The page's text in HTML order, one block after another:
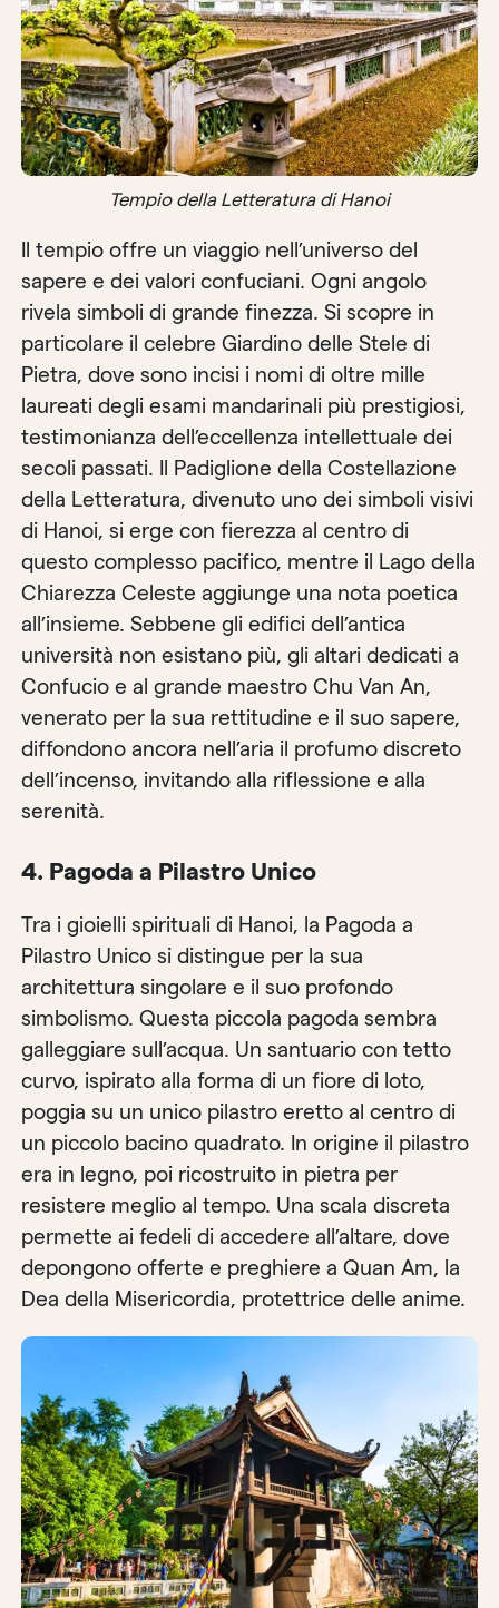
Tempio della Letteratura di Hanoi
Il tempio offre un viaggio nell’universo del
sapere e dei valori confuciani. Ogni angolo
rivela simboli di grande finezza. Si scopre in
particolare il celebre Giardino delle Stele di
Pietra, dove sono incisi i nomi di oltre mille
laureati degli esami mandarinali più prestigiosi,
testimonianza dell’eccellenza intellettuale dei
secoli passati. Il Padiglione della Costellazione
della Letteratura, divenuto uno dei simboli visivi
di Hanoi, si erge con fierezza al centro di
questo complesso pacifico, mentre il Lago della
Chiarezza Celeste aggiunge una nota poetica
all’insieme. Sebbene gli edifici dell’antica
università non esistano più, gli altari dedicati a
Confucio e al grande maestro Chu Van An,
venerato per la sua rettitudine e il suo sapere,
diffondono ancora nell’aria il profumo discreto
dell’incenso, invitando alla riflessione e alla
serenità.
4. Pagoda a Pilastro Unico
Tra i gioielli spirituali di Hanoi, la Pagoda a
Pilastro Unico si distingue per la sua
architettura singolare e il suo profondo
simbolismo. Questa piccola pagoda sembra
galleggiare sull’acqua. Un santuario con tetto
curvo, ispirato alla forma di un fiore di loto,
poggia su un unico pilastro eretto al centro di
un piccolo bacino quadrato. In origine il pilastro
era in legno, poi ricostruito in pietra per
resistere meglio al tempo. Una scala discreta
permette ai fedeli di accedere all’altare, dove
depongono offerte e preghiere a Quan Am, la
Dea della Misericordia, protettrice delle anime.